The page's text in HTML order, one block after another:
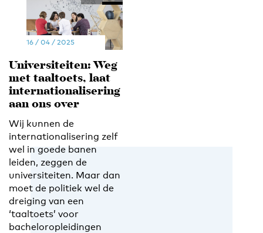
16 / 04 / 2025
Universiteiten: Weg
met taaltoets, laat
internationalisering
aan ons over
Wij kunnen de
internationalisering zelf
wel in goede banen
leiden, zeggen de
universiteiten. Maar dan
moet de politiek wel de
dreiging van een
‘taaltoets’ voor
bacheloropleidingen